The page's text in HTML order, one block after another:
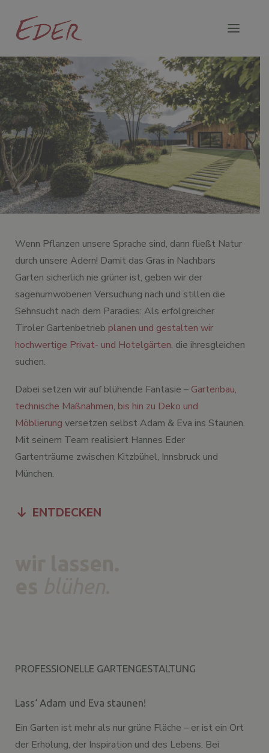
Wenn Pflanzen unsere Sprache sind, dann fließt Natur
durch unsere Adern! Damit das Gras in Nachbars
Garten sicherlich nie grüner ist, geben wir der
sagenumwobenen Versuchung nach und stillen die
Sehnsucht nach dem Paradies: Als erfolgreicher
Tiroler Gartenbetrieb planen und gestalten wir
hochwertige Privat- und Hotelgärten, die ihresgleichen
suchen.
Dabei setzen wir auf blühende Fantasie – Gartenbau,
technische Maßnahmen, bis hin zu Deko und
Möblierung versetzen selbst Adam & Eva ins Staunen.
Mit seinem Team realisiert Hannes Eder
Gartenträume zwischen Kitzbühel, Innsbruck und
München.
ENTDECKEN
PROFESSIONELLE GARTENGESTALTUNG
Lass‘ Adam und Eva staunen!
Ein Garten ist mehr als nur grüne Fläche – er ist ein Ort
der Erholung, der Inspiration und des Lebens. Bei